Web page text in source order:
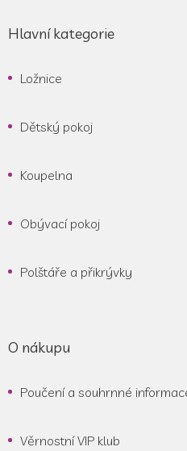
Hlavní kategorie
Ložnice
Dětský pokoj
Koupelna
Obývací pokoj
Polštáře a přikrývky
O nákupu
Poučení a souhrnné
Věrnostní VIP klub